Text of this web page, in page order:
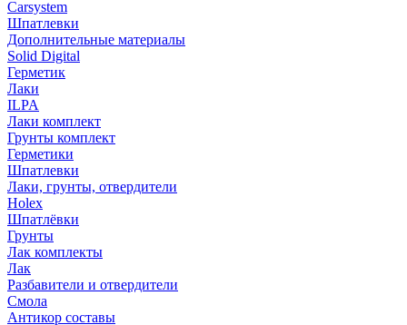
Carsystem
Шпатлевки
Дополнительные материалы
Solid Digital
Герметик
Лаки
ILPA
Лаки комплект
Грунты комплект
Герметики
Шпатлевки
Лаки, грунты, отвердители
Holex
Шпатлёвки
Грунты
Лак комплекты
Лак
Разбавители и отвердители
Смола
Антикор составы